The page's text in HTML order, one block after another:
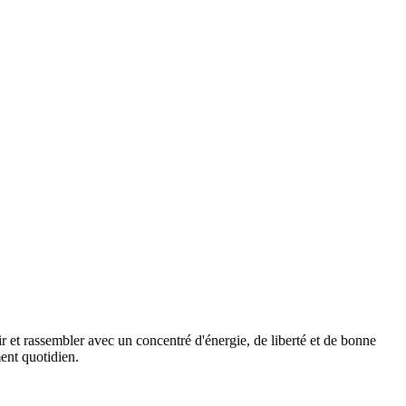
rassembler avec un concentré d'énergie, de liberté et de bonne
quotidien.